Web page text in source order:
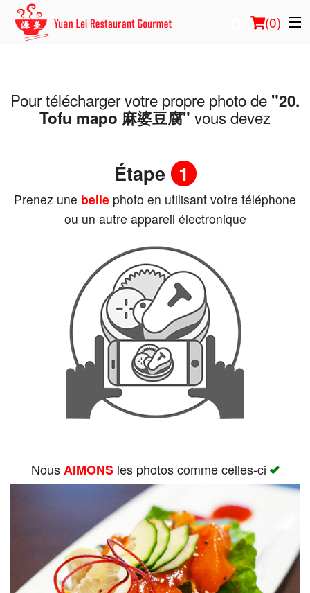
(0)
Commander en ligne
Connection
Rechercher
Pour télécharger votre propre photo de "20.
Tofu mapo 麻婆豆腐" vous devez
Étape 1
Prenez une belle photo en utilisant votre téléphone
ou un autre appareil électronique
NousAIMONSles photos comme celles-ci